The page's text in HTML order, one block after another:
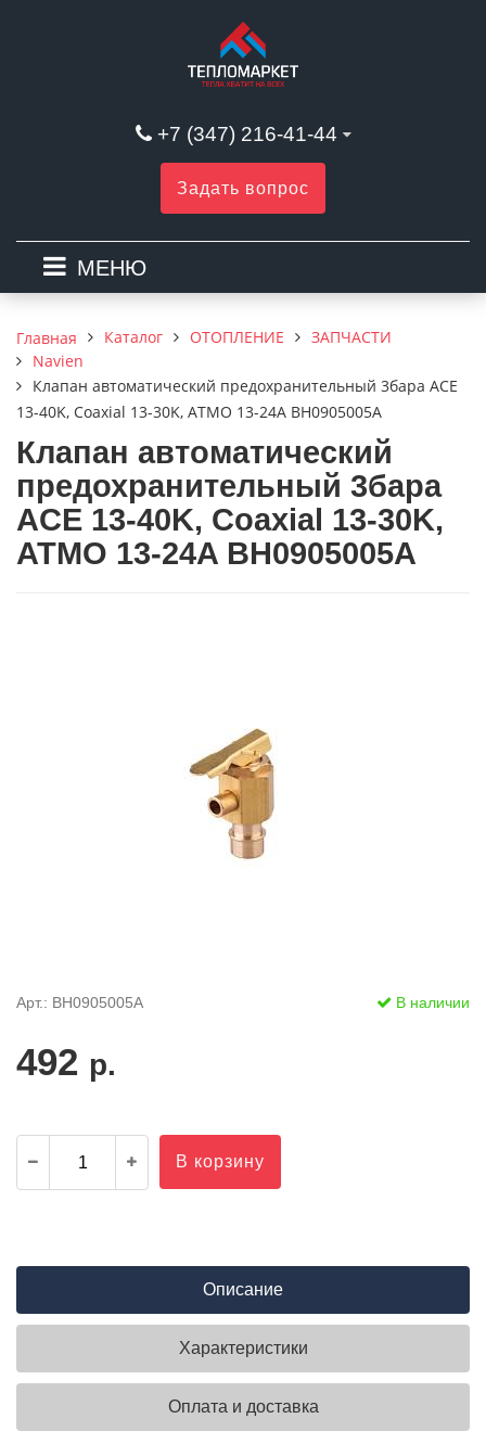
+7 (347) 216-41-44
Задать вопрос
МЕНЮ
Главная Каталог ОТОПЛЕНИЕ
ЗАПЧАСТИ
Navien
Клапан автоматический предохранительный 3бара ACE
13-40K, Coaxial 13-30K, ATMO 13-24A BH0905005A
Клапан автоматический
предохранительный 3бара
ACE 13-40K, Coaxial 13-30K,
ATMO 13-24A BH0905005A
Арт.: BH0905005A В наличии
492 р.
В корзину
Описание
Характеристики
Оплата и доставка